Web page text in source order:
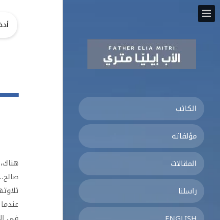
الكاتب
مؤلفاته
المقالات
راسلنا